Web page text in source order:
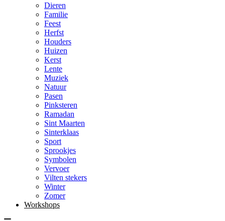
Dieren
Familie
Feest
Herfst
Houders
Huizen
Kerst
Lente
Muziek
Natuur
Pasen
Pinksteren
Ramadan
Sint Maarten
Sinterklaas
Sport
Sprookjes
Symbolen
Vervoer
Vilten stekers
Winter
Zomer
Workshops